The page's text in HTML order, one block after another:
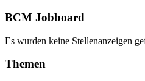
BCM Jobboard
Es wurden keine Stellenanzeigen
Themen